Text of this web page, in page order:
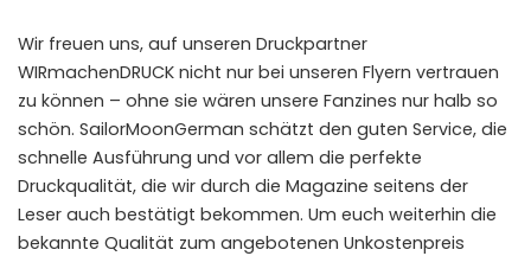
Wir freuen uns, auf unseren Druckpartner
WIRmachenDRUCK nicht nur bei unseren Flyern vertrauen
zu können – ohne sie wären unsere Fanzines nur halb so
schön. SailorMoonGerman schätzt den guten Service, die
schnelle Ausführung und vor allem die perfekte
Druckqualität, die wir durch die Magazine seitens der
Leser auch bestätigt bekommen. Um euch weiterhin die
bekannte Qualität zum angebotenen Unkostenpreis